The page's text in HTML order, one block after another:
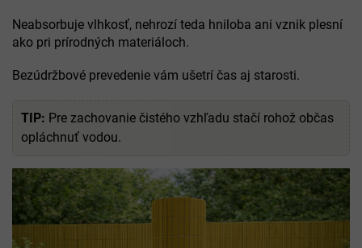
Neabsorbuje vlhkosť, nehrozí teda hniloba ani vznik plesní
ako pri prírodných materiáloch.
Bezúdržbové prevedenie vám ušetrí čas aj starosti.
TIP: Pre zachovanie čistého vzhľadu stačí rohož občas
opláchnuť vodou.